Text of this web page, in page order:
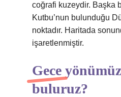
coğrafi kuzeydir. Başka
Kutbu’nun bulunduğu
noktadır. Haritada
işaretlenmiştir.
Gece
buluruz?